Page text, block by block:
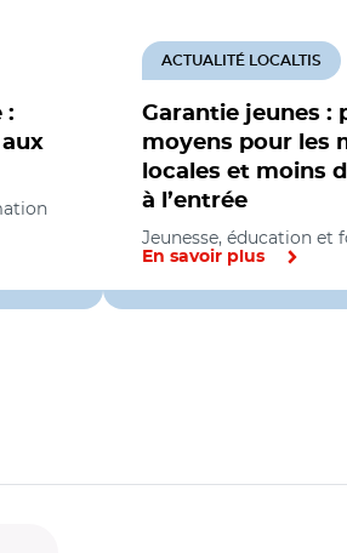
:
Garantie jeunes :
moyens pour les
locales et moins
à l’entrée
ACTUALITÉ LOCALTIS
Jeunesse, éducation et
En savoir plus